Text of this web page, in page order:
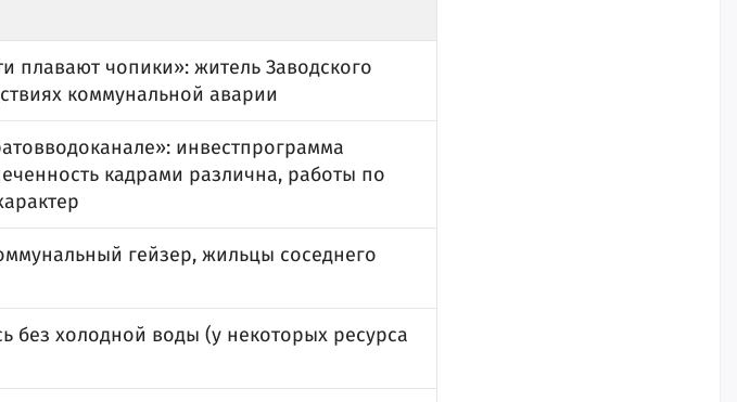
плавают чопики»: житель Заводского
коммунальной аварии
инвестпрограмма
кадрами различна, работы по
гейзер, жильцы соседнего
без холодной воды (у некоторых ресурса